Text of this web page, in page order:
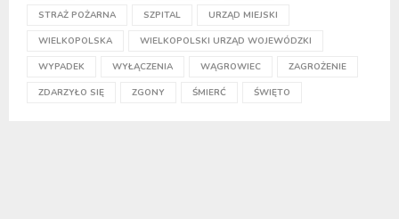
STRAŻ POŻARNA SZPITAL URZĄD MIEJSKI
WIELKOPOLSKA WIELKOPOLSKI URZĄD WOJEWÓDZKI
WYPADEK WYŁĄCZENIA WĄGROWIEC ZAGROŻENIE
ZDARZYŁO SIĘ ZGONY ŚMIERĆ ŚWIĘTO